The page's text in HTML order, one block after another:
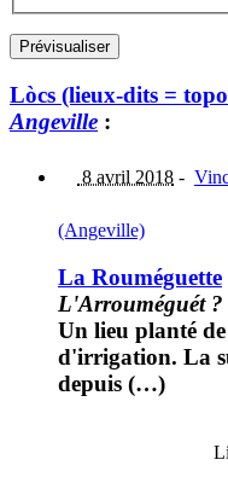
Lòcs (lieux-dits =
Angeville :
8 avril 2018 -
(Angeville)
La Rouméguette
L'Arrouméguét ?
Un lieu planté
d'irrigation. La
depuis (…)